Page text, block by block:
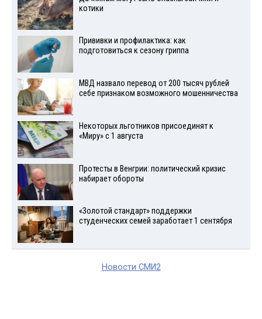
котики
Прививки и профилактика: как
подготовиться к сезону гриппа
МВД назвало перевод от 200 тысяч рублей
себе признаком возможного мошенничества
Некоторых льготников присоединят к
«Миру» с 1 августа
Протесты в Венгрии: политический кризис
набирает обороты
«Золотой стандарт» поддержки
студенческих семей заработает 1 сентября
Новости СМИ2